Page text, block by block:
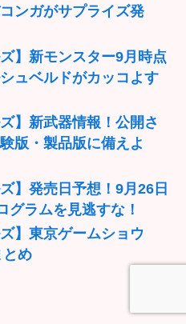
ンガがサプライズ発
】新モンスター9月時点
ュベルドがカッコよす
】新武器情報！公開さ
版・製品版に備えよ
】発売日予想！9月26日
グラムを見逃すな！
】東京ゲームショウ
め